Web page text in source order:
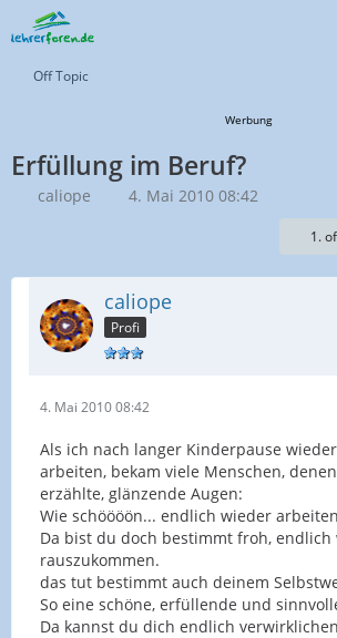
Off Topic
Werbung
Erfüllung im Beruf?
caliope 4. Mai 2010 08:42
1.
caliope
Profi
4. Mai 2010 08:42
Als ich nach langer Kinderpause
arbeiten, bekam viele Menschen,
erzählte, glänzende Augen:
Wie schöööön... endlich wieder
Da bist du doch bestimmt froh, endlich
rauszukommen.
das tut bestimmt auch deinem
So eine schöne, erfüllende und
Da kannst du dich endlich